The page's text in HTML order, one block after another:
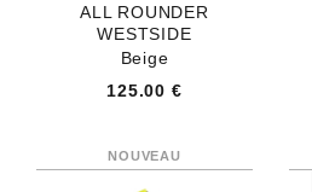
ALL ROUNDER
WESTSIDE
Beige
125.00 €